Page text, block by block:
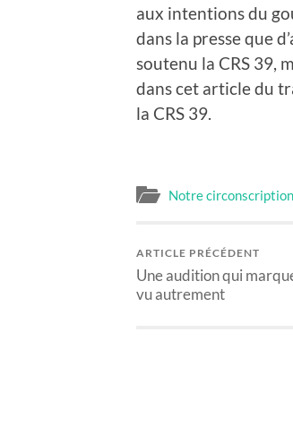
aux intentions du
dans la presse que
soutenu la CRS 39,
dans cet article du
la CRS 39.
Notre circonscription
ARTICLE PRÉCÉDENT
Une audition qui
vu autrement